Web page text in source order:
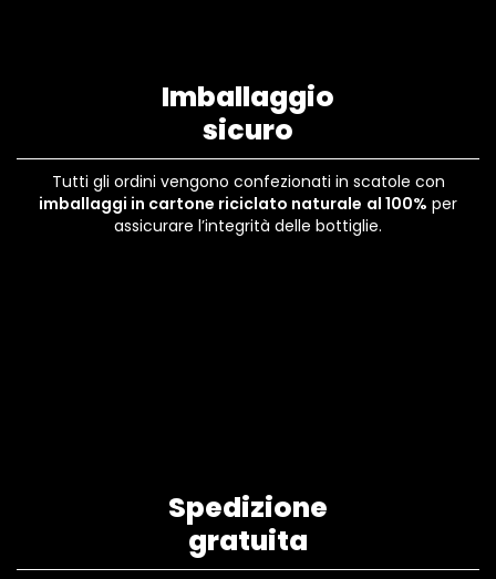
Imballaggio
sicuro
Tutti gli ordini vengono confezionati in scatole con
imballaggi in cartone riciclato naturale al 100% per
assicurare l’integrità delle bottiglie.
Spedizione
gratuita